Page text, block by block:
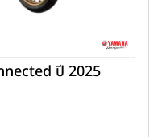
ปี 2025